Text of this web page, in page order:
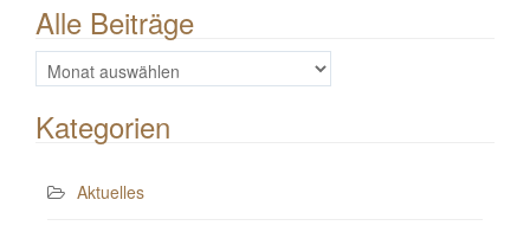
Alle Beiträge
Alle
Beiträge
Kategorien
Aktuelles